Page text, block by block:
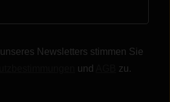
Newsletters stimmen Sie
und zu.